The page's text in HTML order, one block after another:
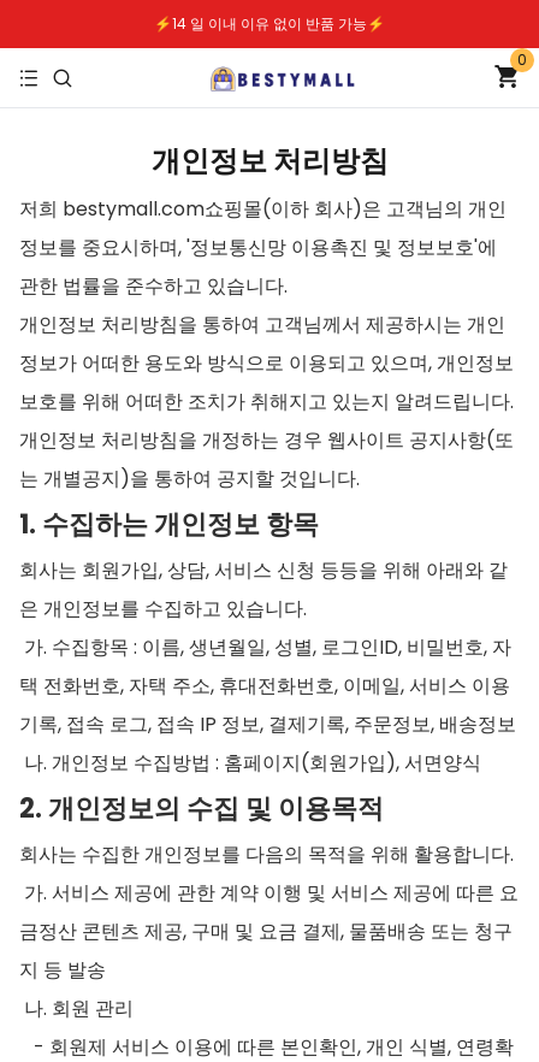
⚡️14 일 이내 이유 없이 반품 가능⚡️
⚡️무료배송｜안전한 지불⚡️
0
개인정보 처리방침
저희 bestymall.com쇼핑몰(이하 회사)은 고객님의 개인
정보를 중요시하며, '정보통신망 이용촉진 및 정보보호'에
관한 법률을 준수하고 있습니다.
개인정보 처리방침을 통하여 고객님께서 제공하시는 개인
정보가 어떠한 용도와 방식으로 이용되고 있으며, 개인정보
보호를 위해 어떠한 조치가 취해지고 있는지 알려드립니다.
개인정보 처리방침을 개정하는 경우 웹사이트 공지사항(또
는 개별공지)을 통하여 공지할 것입니다.
1. 수집하는 개인정보 항목
회사는 회원가입, 상담, 서비스 신청 등등을 위해 아래와 같
은 개인정보를 수집하고 있습니다.
가. 수집항목 : 이름, 생년월일, 성별, 로그인ID, 비밀번호, 자
택 전화번호, 자택 주소, 휴대전화번호, 이메일, 서비스 이용
기록, 접속 로그, 접속 IP 정보, 결제기록, 주문정보, 배송정보
나. 개인정보 수집방법 : 홈페이지(회원가입), 서면양식
2. 개인정보의 수집 및 이용목적
회사는 수집한 개인정보를 다음의 목적을 위해 활용합니다.
가. 서비스 제공에 관한 계약 이행 및 서비스 제공에 따른 요
금정산 콘텐츠 제공, 구매 및 요금 결제, 물품배송 또는 청구
지 등 발송
나. 회원 관리
- 회원제 서비스 이용에 따른 본인확인, 개인 식별, 연령확